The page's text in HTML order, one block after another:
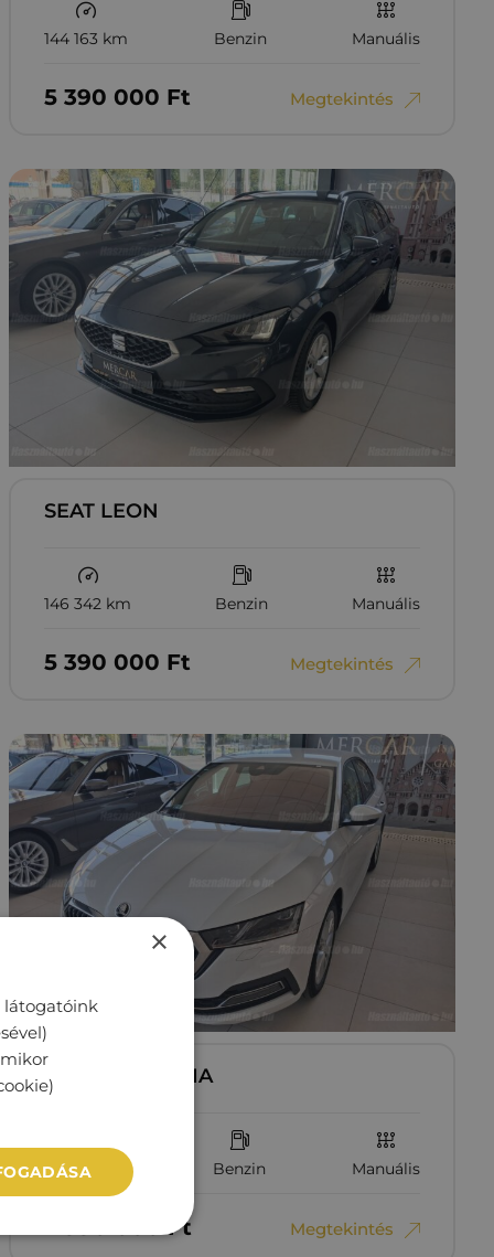
144 163 km Benzin Manuális
5‏‏‎ ‎390‏‏‎ ‎000 Ft Megtekintés
SEAT LEON
146 342 km Benzin Manuális
5‏‏‎ ‎390‏‏‎ ‎000 Ft Megtekintés
SKODA OCTAVIA
62 509 km Benzin Manuális
Ft Megtekintés
×
látogatóink